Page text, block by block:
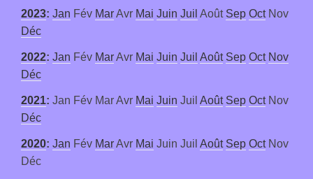
2023: Jan Fév MarAvr Mai Juin Juil Août Sep Oct Nov
Déc
2022: Jan Fév MarAvr Mai Juin Juil Août Sep Oct Nov
Déc
2021: Jan Fév MarAvr Mai Juin Juil Août Sep Oct Nov
Déc
2020: Jan Fév MarAvr Mai Juin Juil Août Sep Oct Nov
Déc